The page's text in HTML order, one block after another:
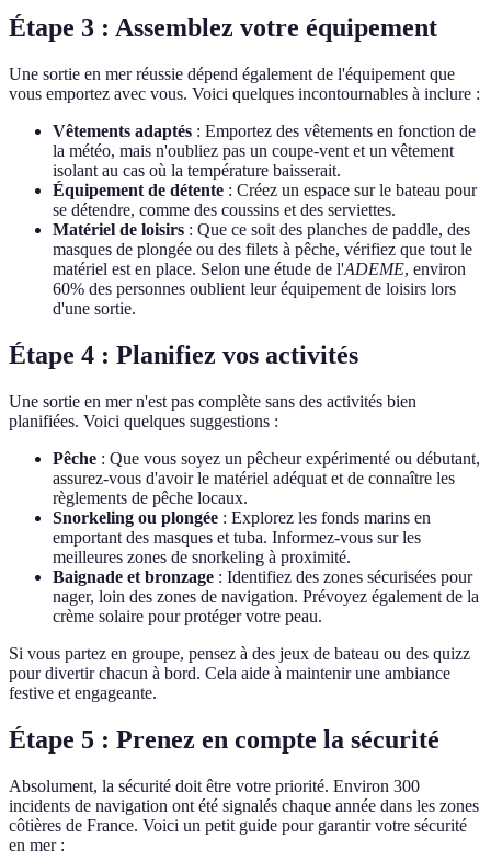
Étape 3 : Assemblez votre équipement
Une sortie en mer réussie dépend également de l'équipement que
vous emportez avec vous. Voici quelques incontournables à inclure :
Vêtements adaptés : Emportez des vêtements en fonction de
la météo, mais n'oubliez pas un coupe-vent et un vêtement
isolant au cas où la température baisserait.
Équipement de détente : Créez un espace sur le bateau pour
se détendre, comme des coussins et des serviettes.
Matériel de loisirs : Que ce soit des planches de paddle, des
masques de plongée ou des filets à pêche, vérifiez que tout le
matériel est en place. Selon une étude de l'ADEME, environ
60% des personnes oublient leur équipement de loisirs lors
d'une sortie.
Étape 4 : Planifiez vos activités
Une sortie en mer n'est pas complète sans des activités bien
planifiées. Voici quelques suggestions :
Pêche : Que vous soyez un pêcheur expérimenté ou débutant,
assurez-vous d'avoir le matériel adéquat et de connaître les
règlements de pêche locaux.
Snorkeling ou plongée : Explorez les fonds marins en
emportant des masques et tuba. Informez-vous sur les
meilleures zones de snorkeling à proximité.
Baignade et bronzage : Identifiez des zones sécurisées pour
nager, loin des zones de navigation. Prévoyez également de la
crème solaire pour protéger votre peau.
Si vous partez en groupe, pensez à des jeux de bateau ou des quizz
pour divertir chacun à bord. Cela aide à maintenir une ambiance
festive et engageante.
Étape 5 : Prenez en compte la sécurité
Absolument, la sécurité doit être votre priorité. Environ 300
incidents de navigation ont été signalés chaque année dans les zones
côtières de France. Voici un petit guide pour garantir votre sécurité
en mer :